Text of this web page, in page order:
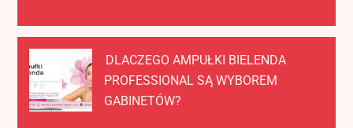
DLACZEGO AMPUŁKI BIELENDA
PROFESSIONAL SĄ WYBOREM
GABINETÓW?